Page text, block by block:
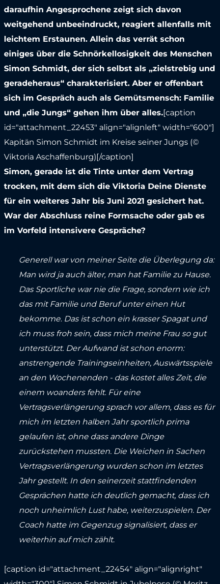
daraufhin Angesprochene zeigt sich davon
weitgehend unbeeindruckt, reagiert allenfalls mit
leichtem Erstaunen. Allein das verrät schon
einiges über die Schnörkellosigkeit des Menschen
Simon Schmidt, der sich selbst als „zielstrebig und
geradeheraus“ charakterisiert. Aber er offenbart
sich im Gespräch auch als Gemütsmensch: Familie
und „die Jungs“ gehen ihm über alles.[caption
id="attachment_22453" align="alignleft" width="600"]
Kapitän Simon Schmidt im Kreise seiner Jungs (©
Viktoria Aschaffenburg)[/caption]
Simon, gerade ist die Tinte unter dem Vertrag
trocken, mit dem sich die Viktoria Deine Dienste
für ein weiteres Jahr bis Juni 2021 gesichert hat.
War der Abschluss reine Formsache oder gab es
im Vorfeld intensivere Gespräche?
Generell war von meiner Seite die Überlegung da:
Man wird ja auch älter, man hat Familie zu Hause.
Das Sportliche war nie die Frage, sondern wie ich
das mit Familie und Beruf unter einen Hut
bekomme. Das ist schon ein krasser Spagat und
ich muss froh sein, dass mich meine Frau so gut
unterstützt. Der Aufwand ist schon enorm:
anstrengende Trainingseinheiten, Auswärtsspiele
an den Wochenenden - das kostet alles Zeit, die
einem woanders fehlt. Für eine
Vertragsverlängerung sprach vor allem, dass es für
mich im letzten halben Jahr sportlich prima
gelaufen ist, ohne dass andere Dinge
zurückstehen mussten. Die Weichen in Sachen
Vertragsverlängerung wurden schon im letztes
Jahr gestellt. In den seinerzeit stattfindenden
Gesprächen hatte ich deutlich gemacht, dass ich
noch unheimlich Lust habe, weiterzuspielen. Der
Coach hatte im Gegenzug signalisiert, dass er
weiterhin auf mich zählt.
[caption id="attachment_22454" align="alignright"